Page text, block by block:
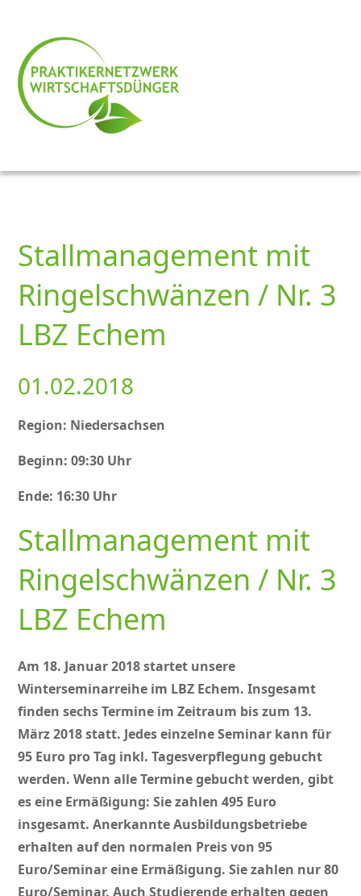
Stallmanagement mit
Ringelschwänzen / Nr. 3
LBZ Echem
01.02.2018
Region: Niedersachsen
Beginn: 09:30 Uhr
Ende: 16:30 Uhr
Stallmanagement mit
Ringelschwänzen / Nr. 3
LBZ Echem
Am 18. Januar 2018 startet unsere
Winterseminarreihe im LBZ Echem. Insgesamt
finden sechs Termine im Zeitraum bis zum 13.
März 2018 statt. Jedes einzelne Seminar kann für
95 Euro pro Tag inkl. Tagesverpflegung gebucht
werden. Wenn alle Termine gebucht werden, gibt
es eine Ermäßigung: Sie zahlen 495 Euro
insgesamt. Anerkannte Ausbildungsbetriebe
erhalten auf den normalen Preis von 95
Euro/Seminar eine Ermäßigung. Sie zahlen nur 80
Euro/Seminar. Auch Studierende erhalten gegen